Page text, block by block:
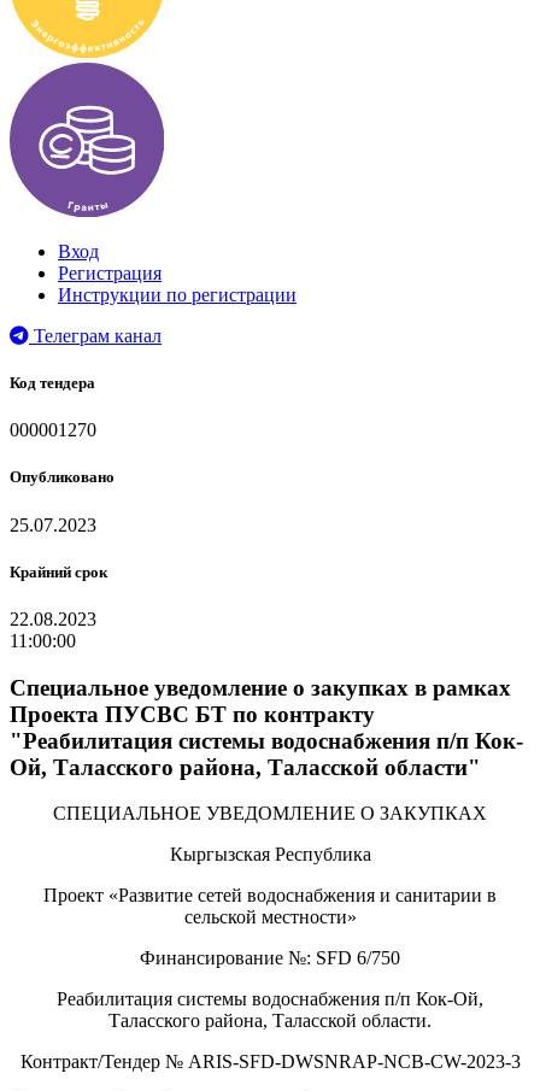
Вход
Регистрация
Инструкции по регистрации
Телеграм канал
Код тендера
000001270
Опубликовано
25.07.2023
Крайний срок
22.08.2023
11:00:00
Специальное уведомление о закупках в рамках
Проекта ПУСВС БТ по контракту
"Реабилитация системы водоснабжения п/п Кок-
Ой, Таласского района, Таласской области"
СПЕЦИАЛЬНОЕ УВЕДОМЛЕНИЕ О ЗАКУПКАХ
Кыргызская Республика
Проект «Развитие сетей водоснабжения и санитарии в
сельской местности»
Финансирование №: SFD 6/750
Реабилитация системы водоснабжения п/п Кок-Ой,
Таласского района, Таласской области.
Контракт/Тендер № ARIS-SFD-DWSNRAP-NCB-СW-2023-3